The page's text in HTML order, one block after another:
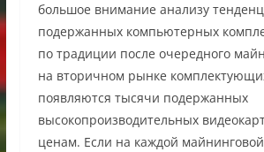
большое внимание анализу
подержанных компьютерных
по традиции после очередного
на вторичном рынке
появляются тысячи подержанных
высокопроизводительных
ценам. Если на каждой